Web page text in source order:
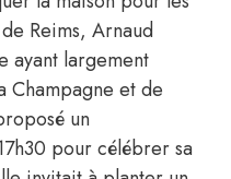
Reims, Arnaud
ayant largement
Champagne et de
un
pour célébrer sa